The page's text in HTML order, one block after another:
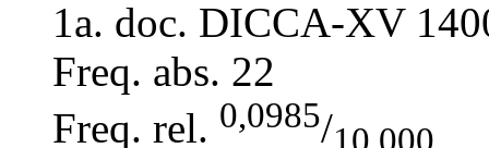
1a. doc. DICCA-XV
Freq. abs. 22
Freq. rel. 0,0985/10.000